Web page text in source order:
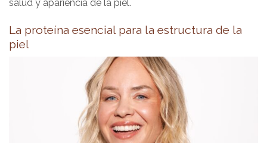
salud y apariencia de la piel.
La proteína esencial para la estructura de la
piel